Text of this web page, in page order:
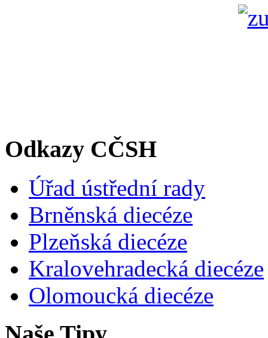
Odkazy CČSH
Úřad ústřední rady
Brněnská diecéze
Plzeňská diecéze
Kralovehradecká diecéze
Olomoucká diecéze